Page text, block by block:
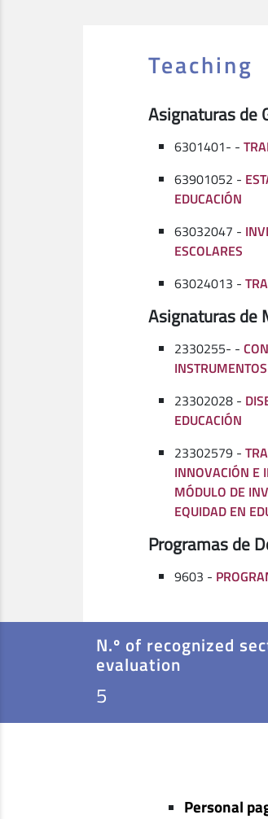
Teaching
Asignaturas de
6301401- -
63901052 -
EDUCACIÓN
63032047 -
ESCOLARES
63024013 -
Asignaturas de
2330255- -
23302028 -
EDUCACIÓN
23302579 -
INNOVACIÓN E
MÓDULO DE
EQUIDAD EN
Programas de
9603 -
N.º of recognized
evaluation
5
Personal